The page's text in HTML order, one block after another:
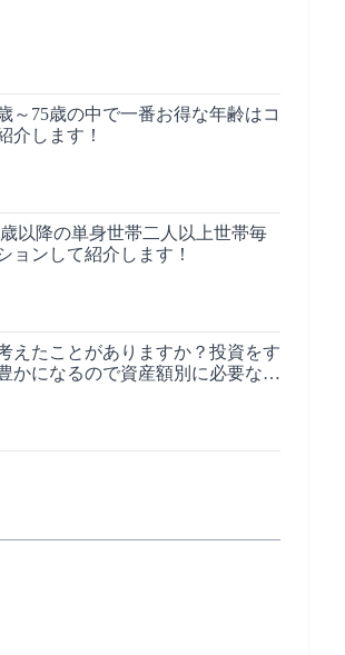
～75歳の中で一番お得な年齢はコ
介します！
以降の単身世帯二人以上世帯毎
ョンして紹介します！
えたことがありますか？投資をす
かになるので資産額別に必要な考